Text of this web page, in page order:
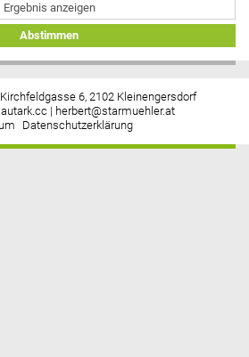
Ergebnis anzeigen
Abstimmen
6, 2102 Kleinengersdorf
| herbert@starmuehler.at
Datenschutzerklärung